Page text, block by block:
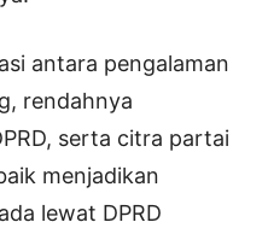
antara pengalaman
rendahnya
serta citra partai
menjadikan
lewat DPRD